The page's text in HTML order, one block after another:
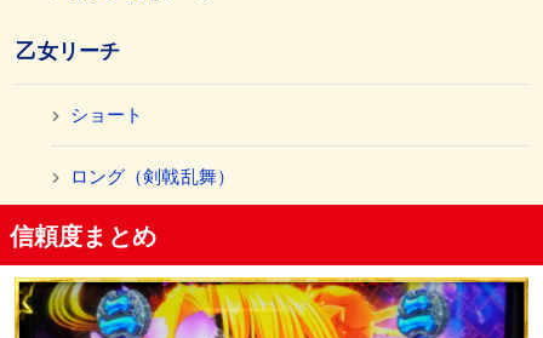
乙女リーチ
ショート
ロング（剣戟乱舞）
月下の一閃ジャッジ
ストーリーリーチ
信頼度まとめ